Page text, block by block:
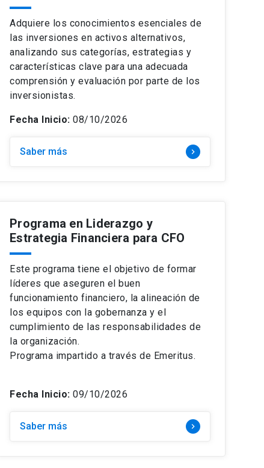
Adquiere los conocimientos esenciales de
las inversiones en activos alternativos,
analizando sus categorías, estrategias y
características clave para una adecuada
comprensión y evaluación por parte de los
inversionistas.
Fecha Inicio: 08/10/2026
Saber más keyboard_arrow_right
Programa en Liderazgo y
Estrategia Financiera para CFO
Este programa tiene el objetivo de formar
líderes que aseguren el buen
funcionamiento financiero, la alineación de
los equipos con la gobernanza y el
cumplimiento de las responsabilidades de
la organización.
Programa impartido a través de Emeritus.
Fecha Inicio: 09/10/2026
Saber más keyboard_arrow_right